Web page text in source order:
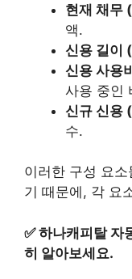
현재 채무
액.
신용 길이
신용 사용
사용 중인
신규 신용
수.
이러한 구성 요
기 때문에, 각 요
✅하나캐피탈 자
히 알아보세요.